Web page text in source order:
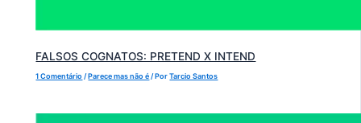
FALSOS COGNATOS: PRETEND X INTEND
1 Comentário /Parece mas não é/ PorTarcio Santos